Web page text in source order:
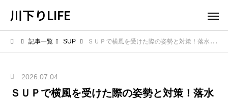
川下りLIFE
記事一覧 SUP ＳＵＰで横風を受けた際の姿勢と対策！落水せずに安定して漕ぎ進めるコツ
2026.07.04
ＳＵＰで横風を受けた際の姿勢と対策！落水